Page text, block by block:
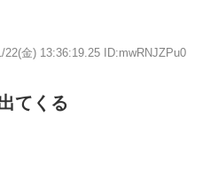
22(金) 13:36:19.25 ID:mwRNJZPu0
てくる